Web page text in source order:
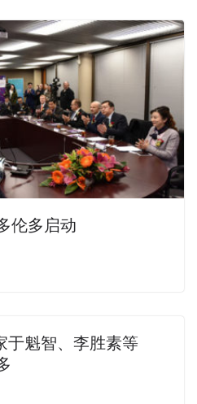
伦多启动
于魁智、李胜素等